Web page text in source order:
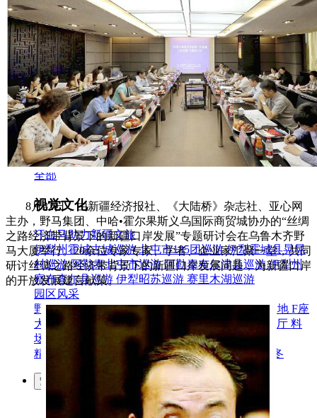
往来名人
人才招聘
人才招聘
人才理念
人才招聘
社会招聘 校园招聘
视觉文化
全部
视觉文化
汗血马助力新疆文旅
伊犁州霍城古城巡游 北屯市185团巡游 伊犁霍城县晃晃
村巡游 阿勒泰北屯市巡游 阿勒泰布尔津县巡游 伊犁州
察布查尔县巡游 伊犁昭苏巡游 赛里木湖巡游
园区风采
野马美术馆 陨石 胡杨 硅化木 客房 园区 汗血马基地 F座
大厅
国家记忆A馆 国家记忆B馆 红山玉馆 酒店大厅 料
场餐厅
办公区域 小厨 酒窖
精彩视频
丝路驿站·野马激光秀 寻味腊八 欢聚暖冬
繁
8月22日，由新疆经济报社、《大陆桥》杂志社、亚心网
主办，野马集团、中哈•霍尔果斯义乌国际商贸城协办的“丝绸
之路经济带背景下的新疆口岸发展”专题研讨会在乌鲁木齐野
马大厦举行。20余位专家专家、学者、企业家汇聚一堂，共同
研讨丝绸之路经济带背景下的新疆口岸发展问题，为新疆口岸
的开放发展建言献策。